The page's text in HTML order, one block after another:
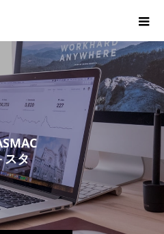
SMAC
フブログ－